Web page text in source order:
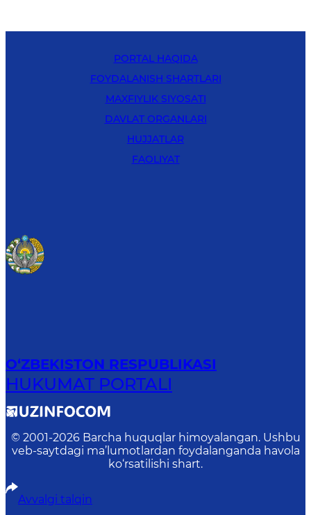
PORTAL HAQIDA
FOYDALANISH SHARTLARI
MAXFIYLIK SIYOSATI
DAVLAT ORGANLARI
HUJJATLAR
FAOLIYAT
O‘ZBEKISTON RESPUBLIKASI
HUKUMAT PORTALI
© 2001-2026 Barcha huquqlar himoyalangan. Ushbu
veb-saytdagi ma’lumotlardan foydalanganda havola
ko‘rsatilishi shart.
Avvalgi talqin